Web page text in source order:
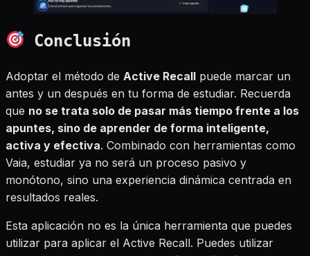
Conclusión
Adoptar el método de Active Recall puede marcar un
antes y un después en tu forma de estudiar. Recuerda
que no se trata solo de pasar más tiempo frente a los
apuntes, sino de aprender de forma inteligente,
activa y efectiva. Combinado con herramientas como
Vaia, estudiar ya no será un proceso pasivo y
monótono, sino una experiencia dinámica centrada en
resultados reales.
Esta aplicación no es la única herramienta que puedes
utilizar para aplicar el Active Recall. Puedes utilizar